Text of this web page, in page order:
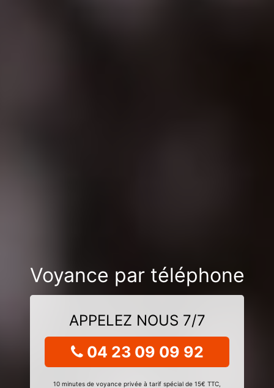
Voyance par téléphone
APPELEZ NOUS 7/7
04 23 09 09 92
10 minutes de voyance privée à tarif spécial de 15€ TTC,